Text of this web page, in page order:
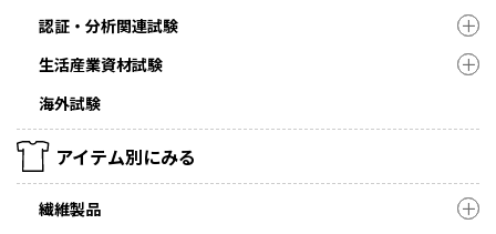
認証・分析関連試験
生活産業資材試験
海外試験
アイテム別にみる
繊維製品